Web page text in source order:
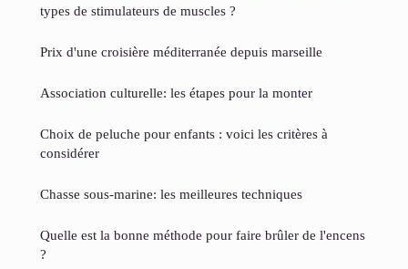
types de stimulateurs de muscles ?
Prix d'une croisière méditerranée depuis marseille
Association culturelle: les étapes pour la monter
Choix de peluche pour enfants : voici les critères à
considérer
Chasse sous-marine: les meilleures techniques
Quelle est la bonne méthode pour faire brûler de l'encens
?